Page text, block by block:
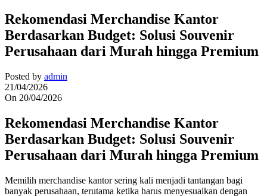
Rekomendasi Merchandise Kantor
Berdasarkan Budget: Solusi Souvenir
Perusahaan dari Murah hingga Premium
Posted by admin
21/04/2026
On 20/04/2026
Rekomendasi Merchandise Kantor
Berdasarkan Budget: Solusi Souvenir
Perusahaan dari Murah hingga Premium
Memilih merchandise kantor sering kali menjadi tantangan bagi
banyak perusahaan, terutama ketika harus menyesuaikan dengan